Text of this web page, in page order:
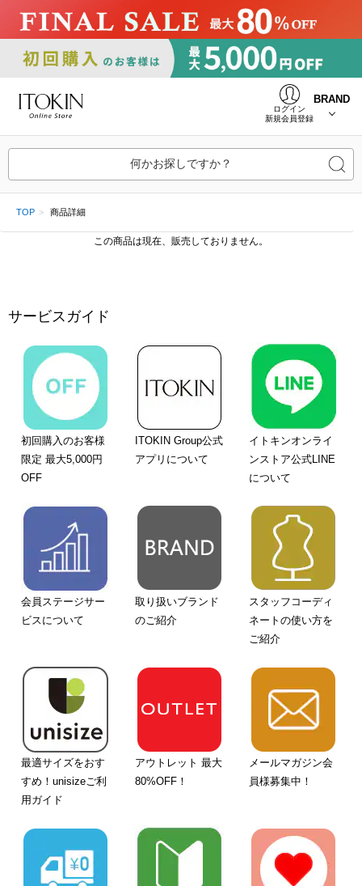
ログイン
新規会員登録
BRAND
何かお探しですか？
TOP 商品詳細
この商品は現在、販売しておりません。
サービスガイド
初回購入のお客様
限定 最大5,000円
OFF
ITOKIN Group公式
アプリについて
イトキンオンライ
ンストア公式LINE
について
会員ステージサー
ビスについて
取り扱いブランド
のご紹介
スタッフコーディ
ネートの使い方を
ご紹介
最適サイズをおす
すめ！unisizeご利
用ガイド
アウトレット 最大
80%OFF！
メールマガジン会
員様募集中！